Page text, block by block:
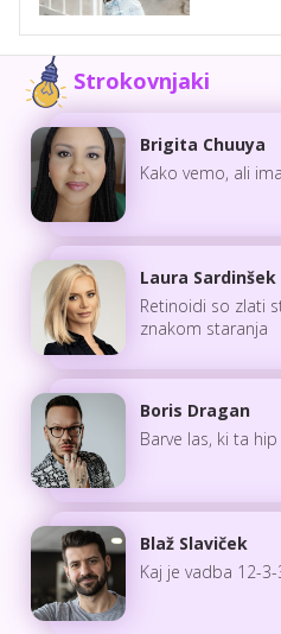
Strokovnjaki
Brigita Chuuya
Kako vemo, ali
Laura Sardinšek
Retinoidi so zlati
znakom staranja
Boris Dragan
Barve las, ki ta
Blaž Slaviček
Kaj je vadba 12-